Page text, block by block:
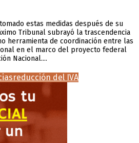
estas medidas después de su
Tribunal subrayó la trascendencia
herramienta de coordinación entre las
en el marco del proyecto federal
Nacional....
reducción del IVA